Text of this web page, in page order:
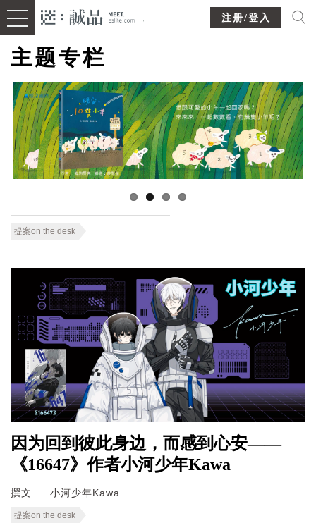
注册/登入
主题专栏
提案on the desk
因为回到彼此身边，而感到心安——
《16647》作者小河少年Kawa
撰文 小河少年Kawa
提案on the desk